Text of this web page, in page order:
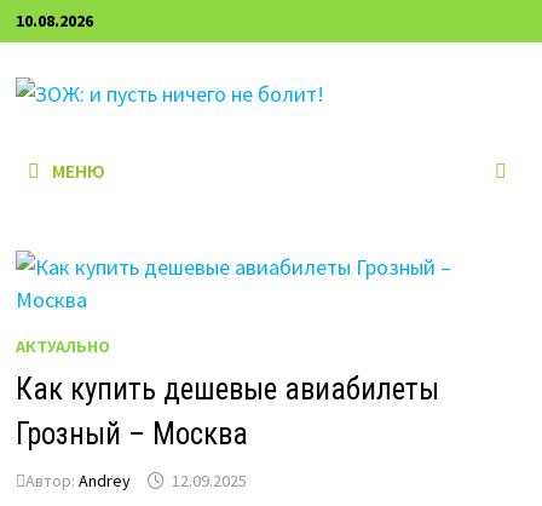
Перейти
к
содержимому
10.08.2026
МЕНЮ
АКТУАЛЬНО
Как купить дешевые авиабилеты
Грозный – Москва
Автор:Andrey 12.09.2025